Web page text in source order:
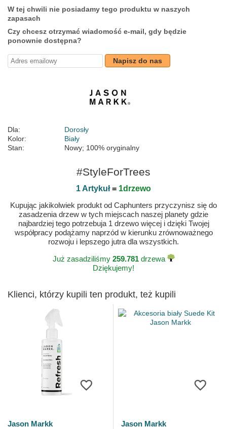
W tej chwili nie posiadamy tego produktu w naszych
zapasach
Czy chcesz otrzymać wiadomość e-mail, gdy będzie
ponownie dostępna?
Napisz do nas
Dla:
Dorosły
Kolor:
Biały
Stan:
Nowy; 100% oryginalny
#StyleForTrees
1 Artykuł= 1drzewo
Kupując jakikolwiek produkt od Caphunters przyczynisz się do
zasadzenia drzew w tych miejscach naszej planety gdzie
najbardziej tego potrzebuja 1 drzewo więcej i dzięki Twojej
współpracy podążamy naprzód w kierunku zrównoważnego
rozwoju i lepszego jutra dla wszystkich.
Już zasadziliśmy 259.781drzewa
Dziękujemy!
Klienci, którzy kupili ten produkt, też kupili
Jason Markk
Jason Markk